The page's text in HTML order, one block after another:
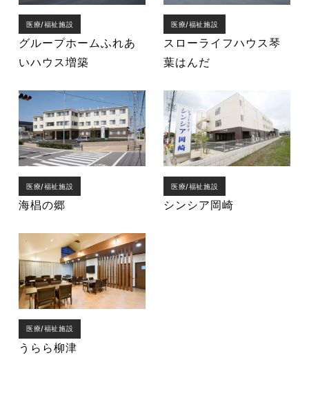
医療/福祉施設
グループホームふれあ
いハウス増築
医療/福祉施設
スローライフハウス琴
葉はんだ
医療/福祉施設
海椙の郷
医療/福祉施設
シンシア岡崎
医療/福祉施設
うらら柳津